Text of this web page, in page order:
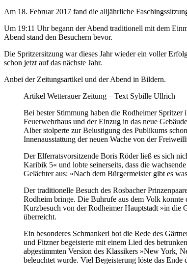
Am 18. Februar 2017 fand die alljährliche
Um 19:11 Uhr begann der Abend traditionell mit dem
Abend stand den Besuchern bevor.
Die Spritzersitzung war dieses Jahr wieder ein voller
schon jetzt auf das nächste Jahr.
Anbei der Zeitungsartikel und der Abend in Bildern.
Artikel Wetterauer Zeitung – Text Sybille Ullrich
Bei bester Stimmung haben die Rodheimer
Feuerwehrhaus und der Einzug in das neue
Alber stolperte zur Belustigung des Publikums
Innenausstattung der neuen Wache von der
Der Elferratsvorsitzende Boris Röder ließ es sich
Karibik 5« und lobte seinerseits, dass die
Gelächter aus: »Nach dem Bürgermeister gibt es
Der traditionelle Besuch des Rosbacher
Rodheim bringe. Die Buhrufe aus dem Volk konnte
Kurzbesuch von der Rodheimer Hauptstadt »in die
überreicht.
Ein besonderes Schmankerl bot die Rede des
und Fitzner begeisterte mit einem Lied des
abgestimmten Version des Klassikers »New York,
beleuchtet wurde. Viel Begeisterung löste das